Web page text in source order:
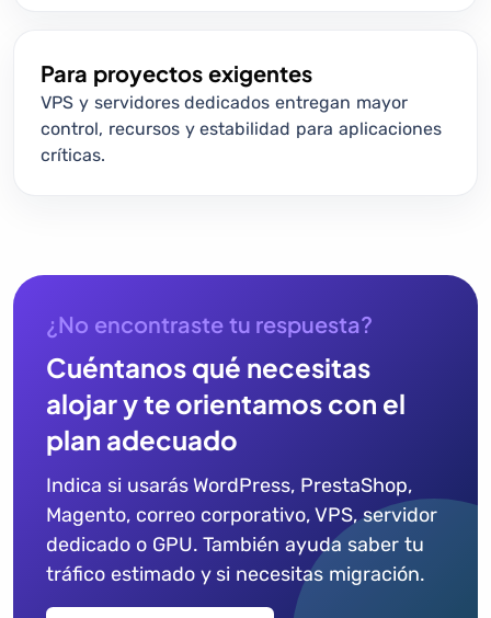
Para proyectos exigentes
VPS y servidores dedicados entregan mayor
control, recursos y estabilidad para aplicaciones
críticas.
¿No encontraste tu respuesta?
Cuéntanos qué necesitas
alojar y te orientamos con el
plan adecuado
Indica si usarás WordPress, PrestaShop,
Magento, correo corporativo, VPS, servidor
dedicado o GPU. También ayuda saber tu
tráfico estimado y si necesitas migración.